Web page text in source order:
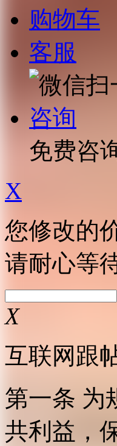
购物车
客服
咨询
免费咨
X
您修改的
请耐心等
X
互联网跟
第一条 为
共利益，